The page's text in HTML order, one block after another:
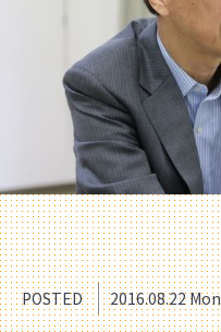
POSTED 2016.08.22 Mon